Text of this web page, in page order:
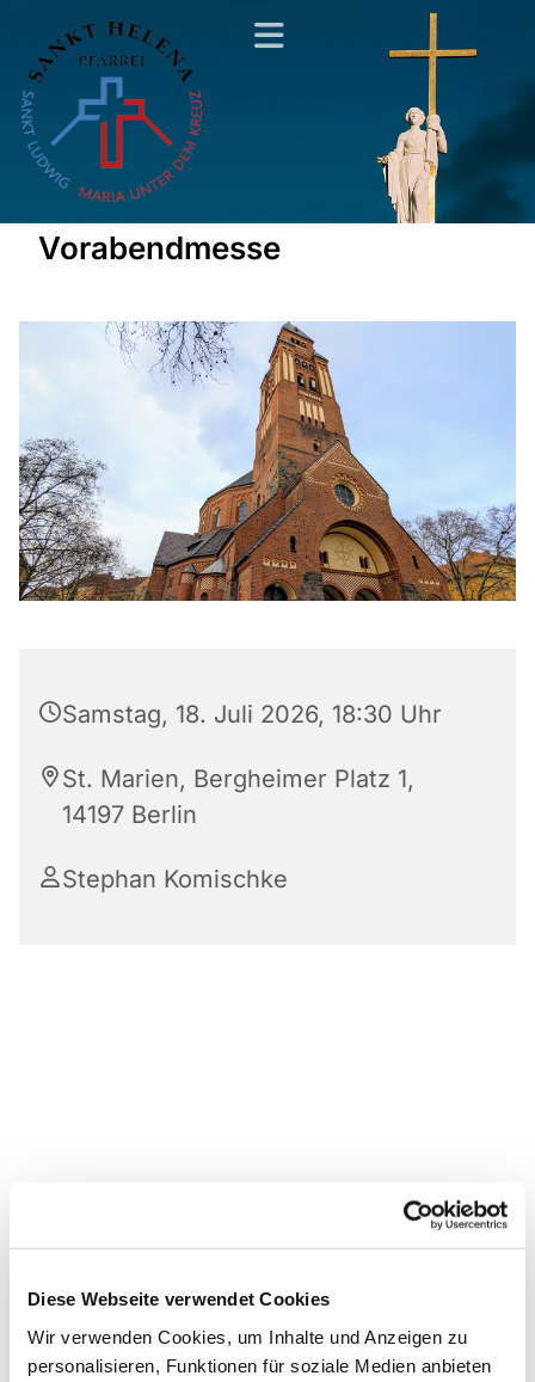
Diese Webseite verwendet Cookies
Wir verwenden Cookies, um Inhalte und Anzeigen zu
personalisieren, Funktionen für soziale Medien anbieten
Vorabendmesse
Samstag, 18. Juli 2026, 18:30 Uhr
St. Marien, Bergheimer Platz 1,
14197 Berlin
Stephan Komischke